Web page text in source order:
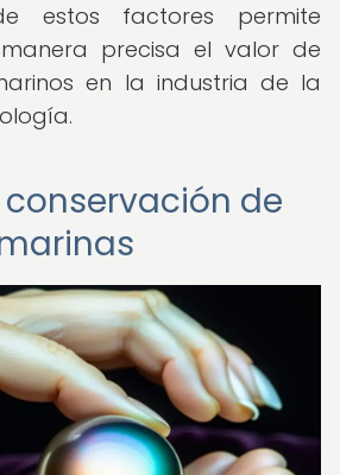
estos factores permite
precisa el valor de
en la industria de la
de